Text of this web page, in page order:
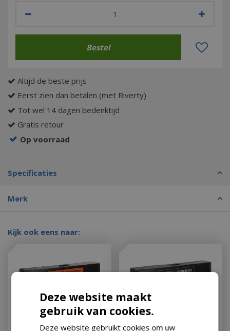
Altijd de beste prijs
Eerst zien dan betalen (met Riverty)
Tot wel 14 dagen bedenktijd
Gratis retour
Op voorraad
Specificaties
Merk
Kijk ook eens naar:
Deze website maakt
gebruik van cookies.
Deze website gebruikt cookies om uw